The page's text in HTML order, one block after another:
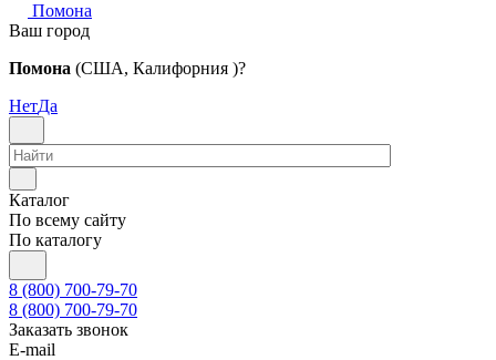
Помона
Ваш город
Помона (США, Калифорния )?
НетДа
Каталог
По всему сайту
По каталогу
8 (800) 700-79-70
8 (800) 700-79-70
Заказать звонок
E-mail